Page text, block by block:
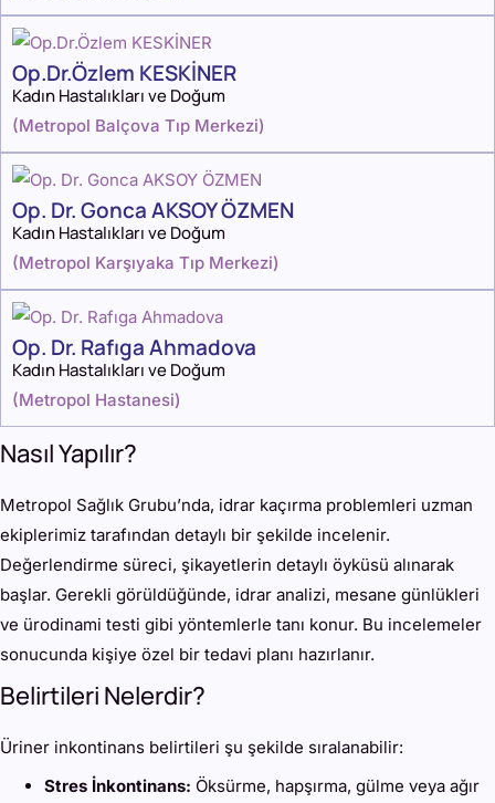
Op.Dr.Özlem KESKİNER
Kadın Hastalıkları ve Doğum
(Metropol Balçova Tıp Merkezi)
Op. Dr. Gonca AKSOY ÖZMEN
Kadın Hastalıkları ve Doğum
(Metropol Karşıyaka Tıp Merkezi)
Op. Dr. Rafıga Ahmadova
Kadın Hastalıkları ve Doğum
(Metropol Hastanesi)
Nasıl Yapılır?
Metropol Sağlık Grubu’nda, idrar kaçırma problemleri uzman
ekiplerimiz tarafından detaylı bir şekilde incelenir.
Değerlendirme süreci, şikayetlerin detaylı öyküsü alınarak
başlar. Gerekli görüldüğünde, idrar analizi, mesane günlükleri
ve ürodinami testi gibi yöntemlerle tanı konur. Bu incelemeler
sonucunda kişiye özel bir tedavi planı hazırlanır.
Belirtileri Nelerdir?
Üriner inkontinans belirtileri şu şekilde sıralanabilir:
Stres İnkontinans: Öksürme, hapşırma, gülme veya ağır